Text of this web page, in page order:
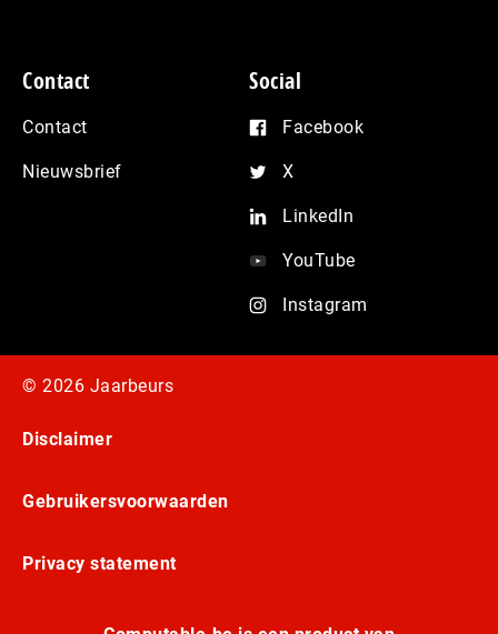
Contact
Contact
Nieuwsbrief
Social
Facebook
X
LinkedIn
YouTube
Instagram
© 2026 Jaarbeurs
Disclaimer
Gebruikersvoorwaarden
Privacy statement